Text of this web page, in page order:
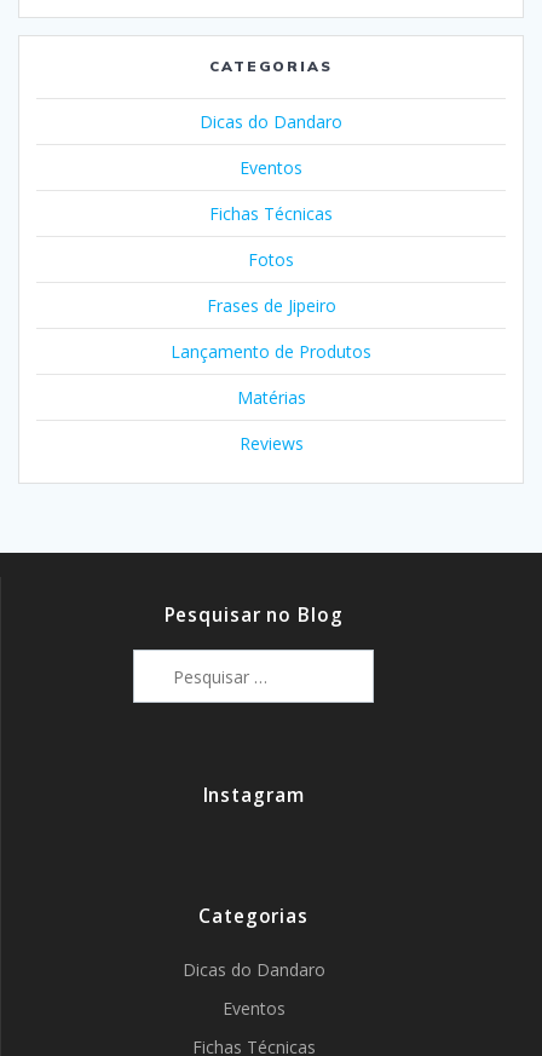
CATEGORIAS
Dicas do Dandaro
Eventos
Fichas Técnicas
Fotos
Frases de Jipeiro
Lançamento de Produtos
Matérias
Reviews
Pesquisar no Blog
Instagram
Categorias
Dicas do Dandaro
Eventos
Fichas Técnicas